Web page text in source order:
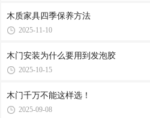
木质家具四季保养方法
2025-11-10
木门安装为什么要用到发泡胶
2025-10-15
木门千万不能这样选！
2025-09-08